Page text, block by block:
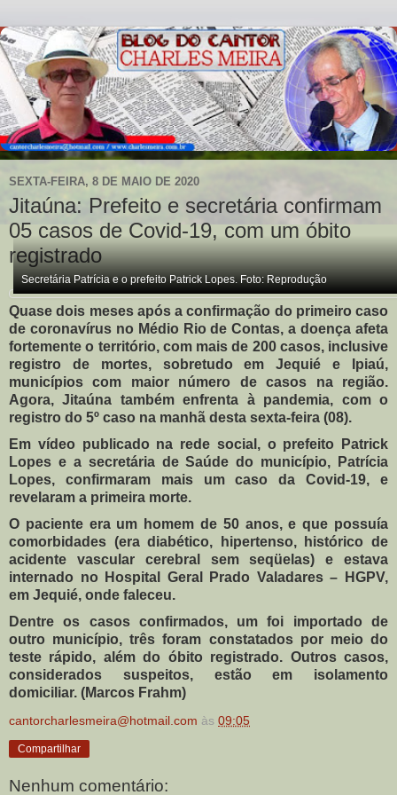
SEXTA-FEIRA, 8 DE MAIO DE 2020
Jitaúna: Prefeito e secretária confirmam
05 casos de Covid-19, com um óbito
registrado
Secretária Patrícia e o prefeito Patrick Lopes. Foto: Reprodução
Quase dois meses após a confirmação do primeiro caso
de coronavírus no Médio Rio de Contas, a doença afeta
fortemente o território, com mais de 200 casos, inclusive
registro de mortes, sobretudo em Jequié e Ipiaú,
municípios com maior número de casos na região.
Agora, Jitaúna também enfrenta à pandemia, com o
registro do 5º caso na manhã desta sexta-feira (08).
Em vídeo publicado na rede social, o prefeito Patrick
Lopes e a secretária de Saúde do município, Patrícia
Lopes, confirmaram mais um caso da Covid-19, e
revelaram a primeira morte.
O paciente era um homem de 50 anos, e que possuía
comorbidades (era diabético, hipertenso, histórico de
acidente vascular cerebral sem seqüelas) e estava
internado no Hospital Geral Prado Valadares – HGPV,
em Jequié, onde faleceu.
Dentre os casos confirmados, um foi importado de
outro município, três foram constatados por meio do
teste rápido, além do óbito registrado. Outros casos,
considerados suspeitos, estão em isolamento
domiciliar. (Marcos Frahm)
cantorcharlesmeira@hotmail.com às 09:05
Compartilhar
Nenhum comentário: